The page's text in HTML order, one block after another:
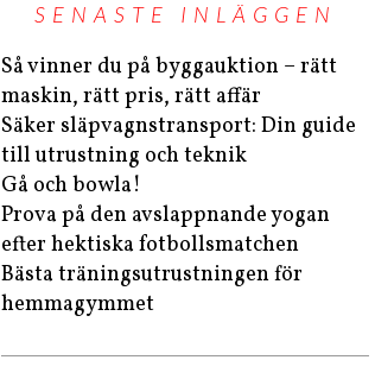
SENASTE INLÄGGEN
Så vinner du på byggauktion – rätt
maskin, rätt pris, rätt affär
Säker släpvagnstransport: Din guide
till utrustning och teknik
Gå och bowla!
Prova på den avslappnande yogan
efter hektiska fotbollsmatchen
Bästa träningsutrustningen för
hemmagymmet